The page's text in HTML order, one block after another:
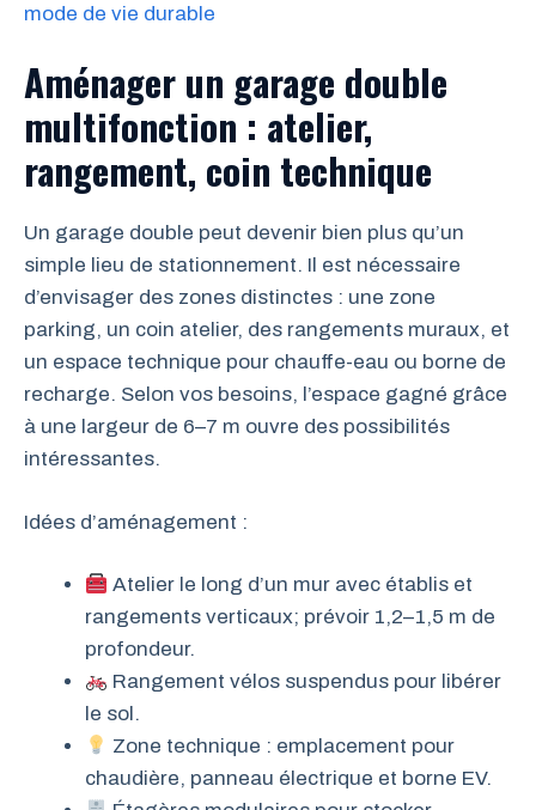
mode de vie durable
Aménager un garage double
multifonction : atelier,
rangement, coin technique
Un garage double peut devenir bien plus qu’un
simple lieu de stationnement. Il est nécessaire
d’envisager des zones distinctes : une zone
parking, un coin atelier, des rangements muraux, et
un espace technique pour chauffe-eau ou borne de
recharge. Selon vos besoins, l’espace gagné grâce
à une largeur de 6–7 m ouvre des possibilités
intéressantes.
Idées d’aménagement :
Atelier le long d’un mur avec établis et
rangements verticaux; prévoir 1,2–1,5 m de
profondeur.
Rangement vélos suspendus pour libérer
le sol.
Zone technique : emplacement pour
chaudière, panneau électrique et borne EV.